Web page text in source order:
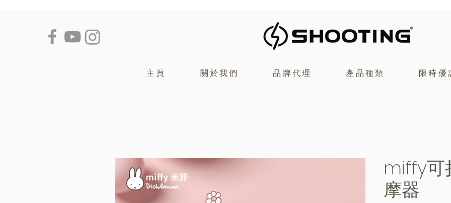
miffy可
摩器
主頁 關於我們 品牌代理 產品種類 限時優